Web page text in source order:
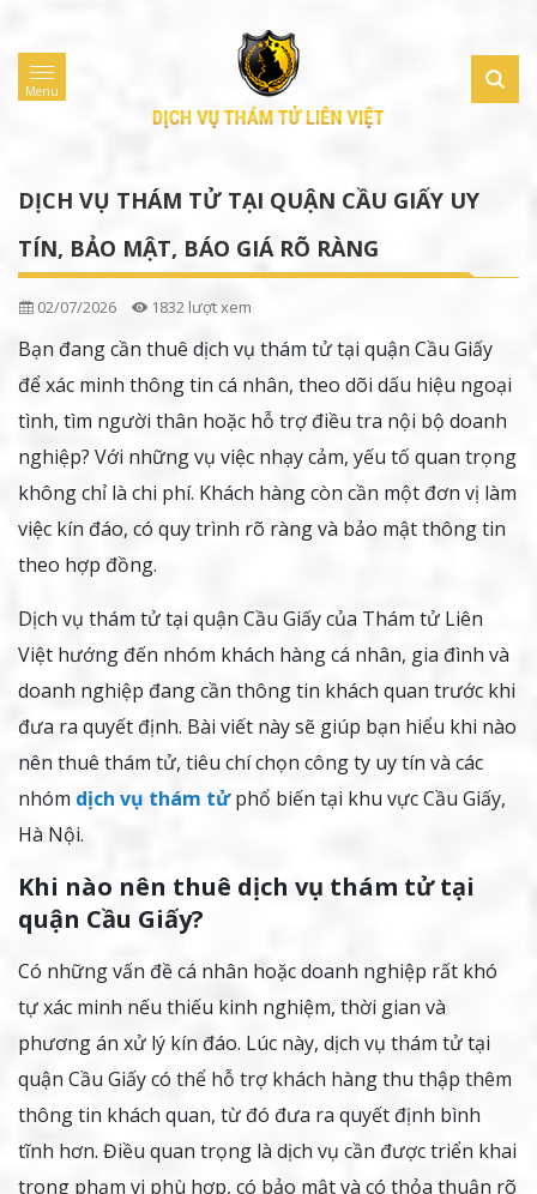
Menu
DỊCH VỤ THÁM TỬ TẠI QUẬN CẦU GIẤY UY
TÍN, BẢO MẬT, BÁO GIÁ RÕ RÀNG
02/07/2026 1832 lượt xem
Bạn đang cần thuê dịch vụ thám tử tại quận Cầu Giấy
để xác minh thông tin cá nhân, theo dõi dấu hiệu ngoại
tình, tìm người thân hoặc hỗ trợ điều tra nội bộ doanh
nghiệp? Với những vụ việc nhạy cảm, yếu tố quan trọng
không chỉ là chi phí. Khách hàng còn cần một đơn vị làm
việc kín đáo, có quy trình rõ ràng và bảo mật thông tin
theo hợp đồng.
Dịch vụ thám tử tại quận Cầu Giấy của Thám tử Liên
Việt hướng đến nhóm khách hàng cá nhân, gia đình và
doanh nghiệp đang cần thông tin khách quan trước khi
đưa ra quyết định. Bài viết này sẽ giúp bạn hiểu khi nào
nên thuê thám tử, tiêu chí chọn công ty uy tín và các
nhóm dịch vụ thám tửphổ biến tại khu vực Cầu Giấy,
Hà Nội.
Khi nào nên thuê dịch vụ thám tử tại
quận Cầu Giấy?
Có những vấn đề cá nhân hoặc doanh nghiệp rất khó
tự xác minh nếu thiếu kinh nghiệm, thời gian và
phương án xử lý kín đáo. Lúc này, dịch vụ thám tử tại
quận Cầu Giấy có thể hỗ trợ khách hàng thu thập thêm
thông tin khách quan, từ đó đưa ra quyết định bình
tĩnh hơn. Điều quan trọng là dịch vụ cần được triển khai
trong phạm vi phù hợp, có bảo mật và có thỏa thuận rõ